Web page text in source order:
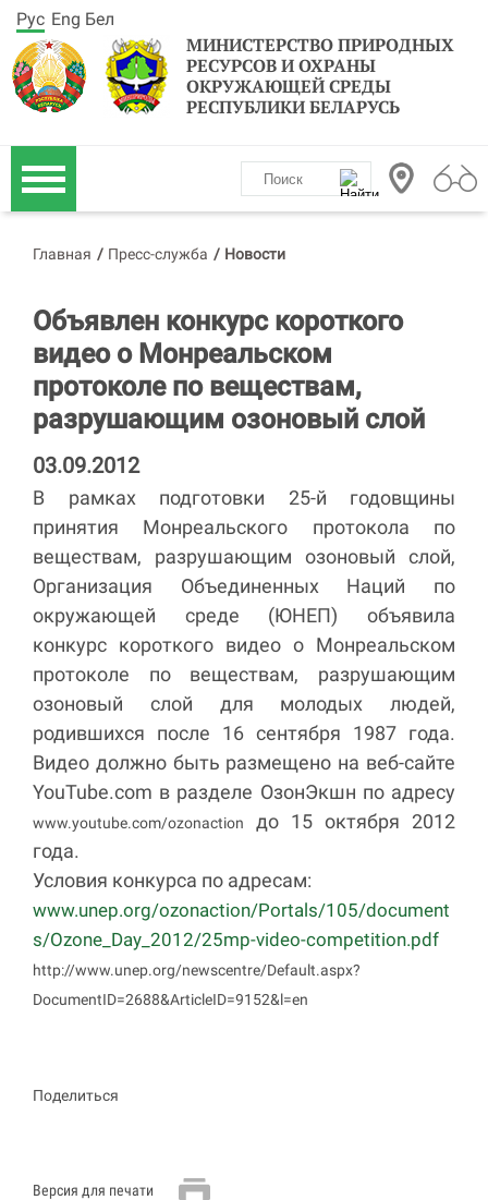
МИНИСТЕРСТВО ПРИРОДНЫХ
РЕСУРСОВ И ОХРАНЫ
ОКРУЖАЮЩЕЙ СРЕДЫ
РЕСПУБЛИКИ БЕЛАРУСЬ
Рус Eng Бел
Главная / Пресс-служба / Новости
Объявлен конкурс короткого
видео о Монреальском
протоколе по веществам,
разрушающим озоновый слой
03.09.2012
В рамках подготовки 25-й годовщины
принятия Монреальского протокола по
веществам, разрушающим озоновый слой,
Организация Объединенных Наций по
окружающей среде (ЮНЕП) объявила
конкурс короткого видео о Монреальском
протоколе по веществам, разрушающим
озоновый слой для молодых людей,
родившихся после 16 сентября 1987 года.
Видео должно быть размещено на веб-сайте
YouTube.com в разделе ОзонЭкшн по адресу
www.youtube.com/ozonaction
до 15 октября 2012
года.
Условия конкурса по адресам:
www.unep.org/ozonaction/Portals/105/document
s/Ozone_Day_2012/25mp-video-competition.pdf
http://www.unep.org/newscentre/Default.aspx?
DocumentID=2688&ArticleID=9152&l=en
Поделиться
Версия для печати